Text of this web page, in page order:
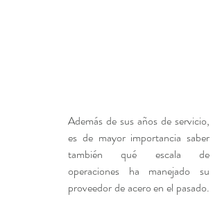
Además de sus años de servicio,
es de mayor importancia saber
también qué escala de
operaciones ha manejado su
proveedor de acero en el pasado.